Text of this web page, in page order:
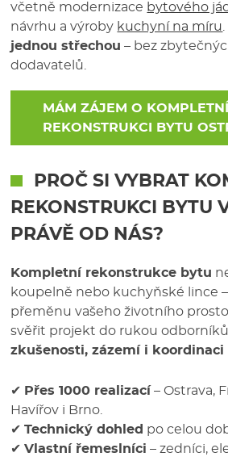
včetně modernizace bytového
návrhu a výroby kuchyní na míru
jednou střechou – bez
dodavatelů.
MÁM ZÁJEM O
KOMPLETNÍ
REKONSTRUKCI BYTU
PROČ SI VYBRAT
REKONSTRUKCI BYTU
PRÁVĚ OD NÁS?
Kompletní rekonstrukce bytu
koupelně nebo kuchyňské lince
přeměnu vašeho životního
svěřit projekt do rukou
zkušenosti, zázemí i koordinaci
✔ Přes 1000 realizací – Ostrava,
Havířov i Brno.
✔Technický dohled po celou
✔Vlastní řemeslníci – zedníci,